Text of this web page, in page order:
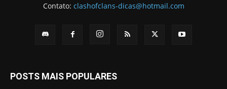
Contato: clashofclans-dicas@hotmail.com
POSTS MAIS POPULARES